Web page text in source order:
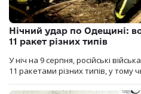
Нічний удар по Одещині:
11 ракет різних типів
У ніч на 9 серпня, російські
11 ракетами різних типів, у тому